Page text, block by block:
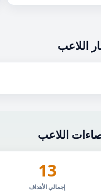
اللاعب
اللاعب
13
إجمالي الأهداف